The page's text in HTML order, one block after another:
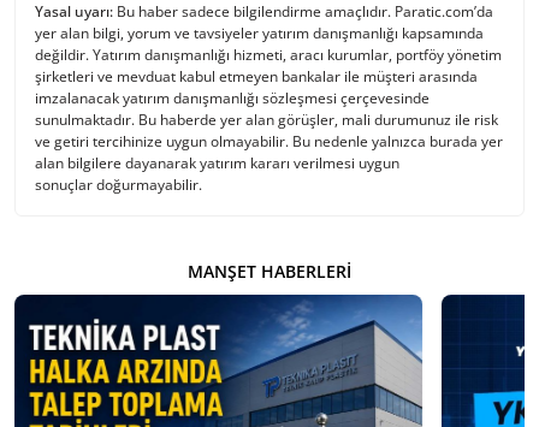
Yasal uyarı: Bu haber sadece bilgilendirme amaçlıdır. Paratic.com’da
yer alan bilgi, yorum ve tavsiyeler yatırım danışmanlığı kapsamında
değildir. Yatırım danışmanlığı hizmeti, aracı kurumlar, portföy yönetim
şirketleri ve mevduat kabul etmeyen bankalar ile müşteri arasında
imzalanacak yatırım danışmanlığı sözleşmesi çerçevesinde
sunulmaktadır. Bu haberde yer alan görüşler, mali durumunuz ile risk
ve getiri tercihinize uygun olmayabilir. Bu nedenle yalnızca burada yer
alan bilgilere dayanarak yatırım kararı verilmesi uygun
sonuçlar doğurmayabilir.
MANŞET HABERLERI